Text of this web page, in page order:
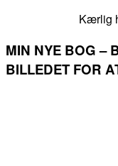
Kærlig
MIN NYE BOG –
BILLEDET FOR